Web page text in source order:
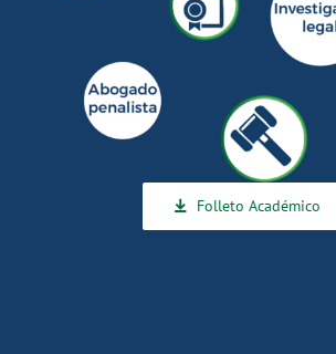
Folleto Académico